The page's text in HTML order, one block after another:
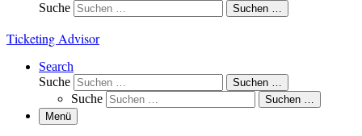
Suche
Suchen …
Ticketing Advisor
Search
Suche
Suchen …
Suche
Suchen …
Menü